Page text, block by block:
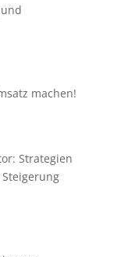
machen!
Strategien